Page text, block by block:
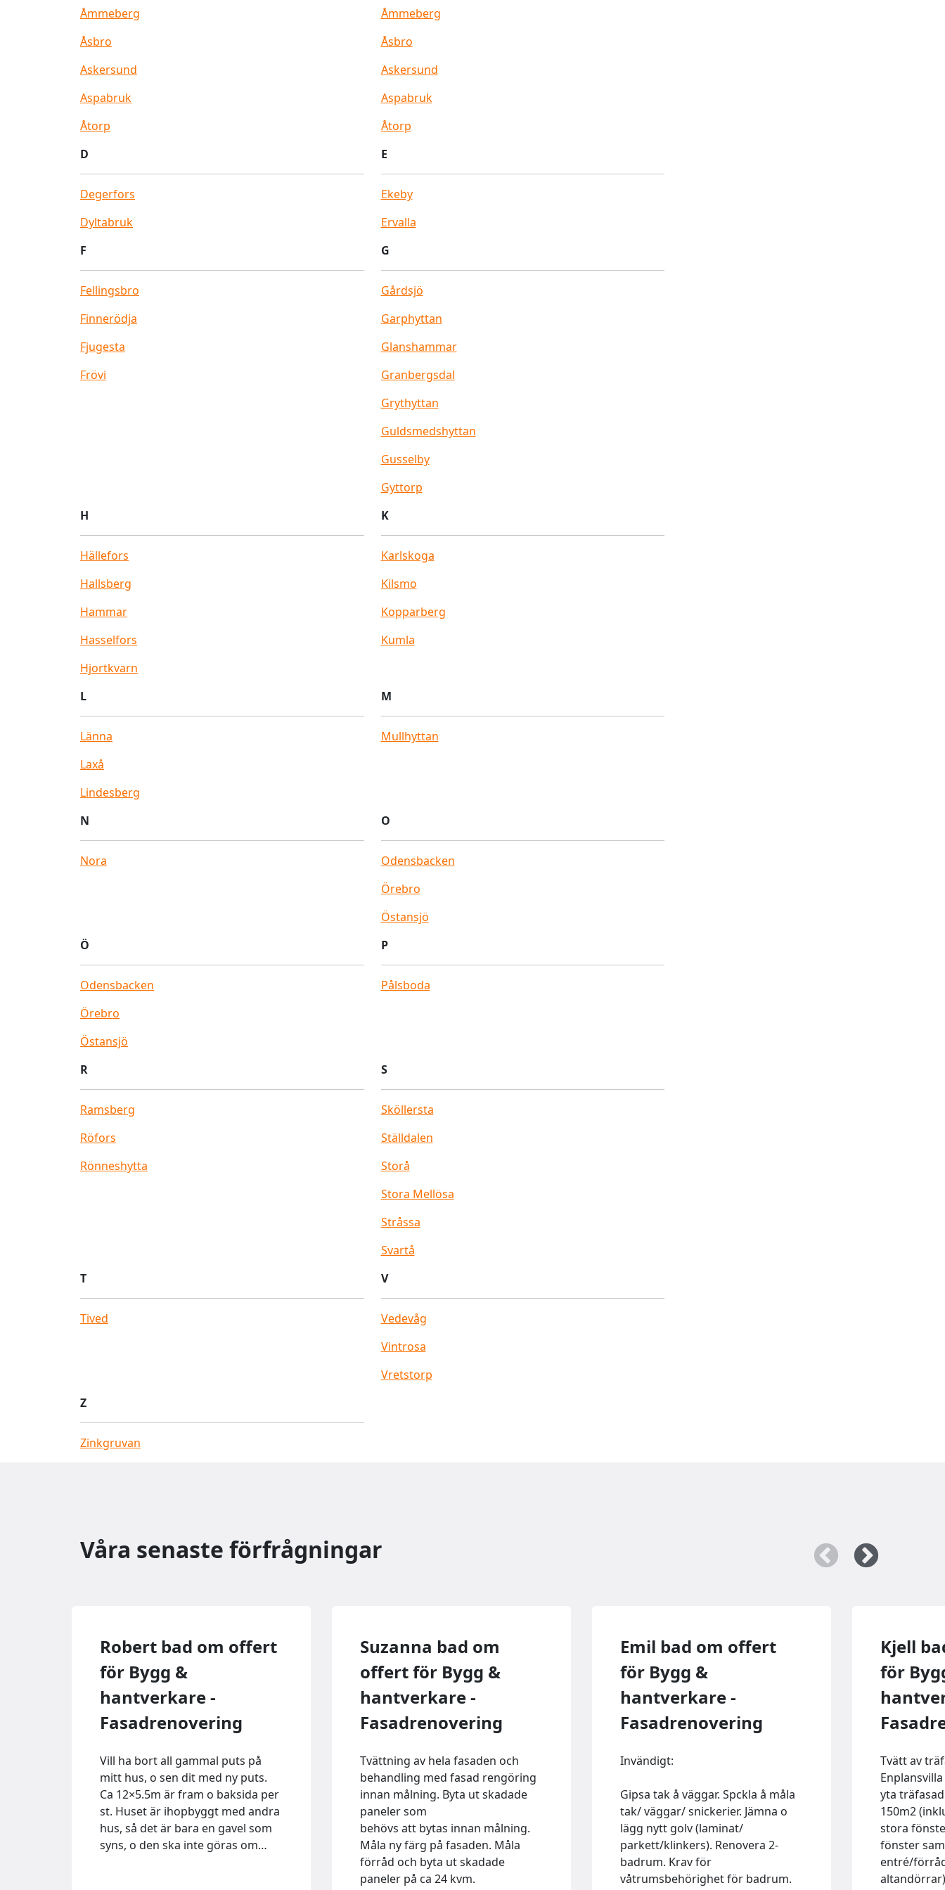
Åmmeberg
Åsbro
Askersund
Aspabruk
Åtorp
Åmmeberg
Åsbro
Askersund
Aspabruk
Åtorp
D
Degerfors
Dyltabruk
E
Ekeby
Ervalla
F
Fellingsbro
Finnerödja
Fjugesta
Frövi
G
Gårdsjö
Garphyttan
Glanshammar
Granbergsdal
Grythyttan
Guldsmedshyttan
Gusselby
Gyttorp
H
Hällefors
Hallsberg
Hammar
Hasselfors
Hjortkvarn
K
Karlskoga
Kilsmo
Kopparberg
Kumla
L
Länna
Laxå
Lindesberg
M
Mullhyttan
N
Nora
O
Odensbacken
Örebro
Östansjö
Ö
Odensbacken
Örebro
Östansjö
P
Pålsboda
R
Ramsberg
Röfors
Rönneshytta
S
Sköllersta
Ställdalen
Storå
Stora Mellösa
Stråssa
Svartå
T
Tived
V
Vedevåg
Vintrosa
Vretstorp
Z
Zinkgruvan
Våra senaste förfrågningar
Robert bad om offert
för Bygg &
hantverkare -
Fasadrenovering
Vill ha bort all gammal puts på
mitt hus, o sen dit med ny puts.
Ca 12×5.5m är fram o baksida per
st. Huset är ihopbyggt med andra
hus, så det är bara en gavel som
syns, o den ska inte göras om…
Suzanna bad om
offert för Bygg &
hantverkare -
Fasadrenovering
Tvättning av hela fasaden och
behandling med fasad rengöring
innan målning. Byta ut skadade
paneler som
behövs att bytas innan målning.
Måla ny färg på fasaden. Måla
förråd och byta ut skadade
paneler på ca 24 kvm.
Emil bad om offert
för Bygg &
hantverkare -
Fasadrenovering
Invändigt:
Gipsa tak å väggar. Spckla å måla
tak/ väggar/ snickerier. Jämna o
lägg nytt golv (laminat/
parkett/klinkers). Renovera 2-
badrum. Krav för
våtrumsbehörighet för badrum.
Kjell
för
Tvätt av
yta
150m2
stora
fönster
entré/